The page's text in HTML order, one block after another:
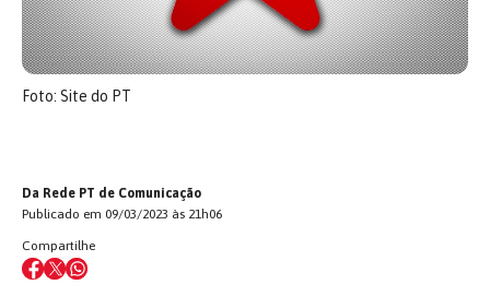
Foto: Site do PT
Da Rede PT de Comunicação
Publicado em 09/03/2023 às 21h06
Compartilhe